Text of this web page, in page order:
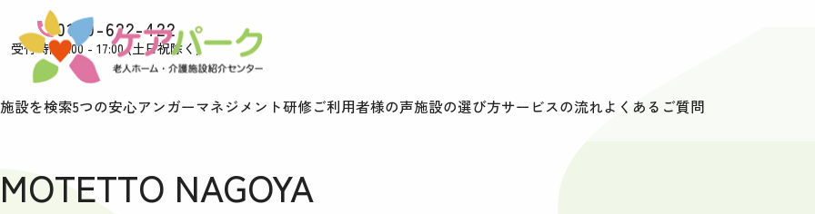
0120-622-422
受付時間9:00 - 17:00 (土日祝除く)
施設を検索5つの安心アンガーマネジメント研修ご利用者様の声施設の選び方サービスの流れよくあるご質問
MOTETTO NAGOYA